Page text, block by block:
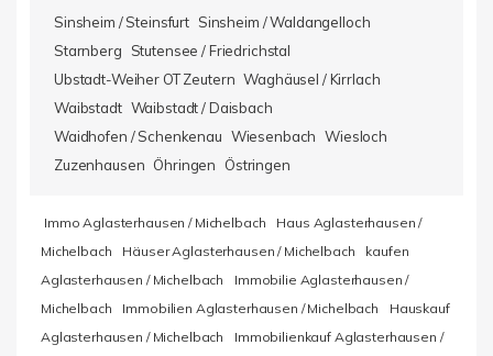
Sinsheim / Steinsfurt Sinsheim / Waldangelloch
Starnberg
Stutensee / Friedrichstal
Ubstadt-Weiher OT Zeutern Waghäusel / Kirrlach
Waibstadt Waibstadt / Daisbach
Waidhofen / Schenkenau Wiesenbach Wiesloch
Zuzenhausen Öhringen Östringen
Immo Aglasterhausen / Michelbach
Haus Aglasterhausen /
Michelbach
Häuser Aglasterhausen / Michelbach
kaufen
Aglasterhausen / Michelbach
Immobilie Aglasterhausen /
Michelbach
Immobilien Aglasterhausen / Michelbach
Hauskauf
Aglasterhausen / Michelbach
Immobilienkauf Aglasterhausen /